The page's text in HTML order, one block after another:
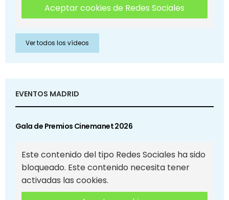
Aceptar cookies de Redes Sociales
Ver todos los vídeos
EVENTOS MADRID
Gala de Premios Cinemanet 2026
Este contenido del tipo Redes Sociales ha sido
bloqueado. Este contenido necesita tener
activadas las cookies.